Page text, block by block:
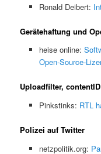
Ronald Deibert:
Gerätehaftung und
heise online:
Open-Source-
Uploadfilter,
Pinkstinks: RTL
Polizei auf Twitter
netzpolitik.org: